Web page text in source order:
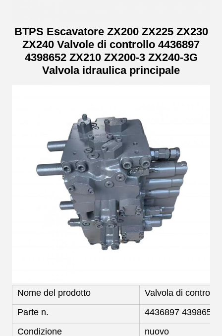
BTPS Escavatore ZX200 ZX225 ZX230
ZX240 Valvole di controllo 4436897
4398652 ZX210 ZX200-3 ZX240-3G
Valvola idraulica principale
Nome del prodotto
Valvola di controllo
Parte n.
4436897 4398652
Condizione
nuovo